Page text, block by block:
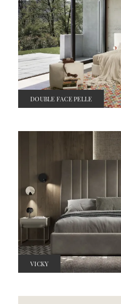
DOUBLE FACE PELLE
VICKY